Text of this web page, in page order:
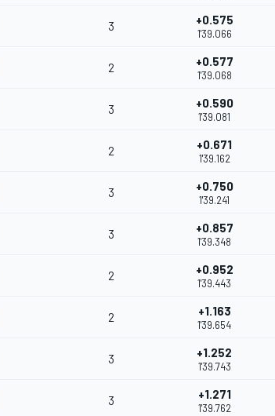
3 +0.575
1'39.066
2 +0.577
1'39.068
3 +0.590
1'39.081
2 +0.671
1'39.162
3 +0.750
1'39.241
3 +0.857
1'39.348
2 +0.952
1'39.443
2 +1.163
1'39.654
3 +1.252
1'39.743
3 +1.271
1'39.762